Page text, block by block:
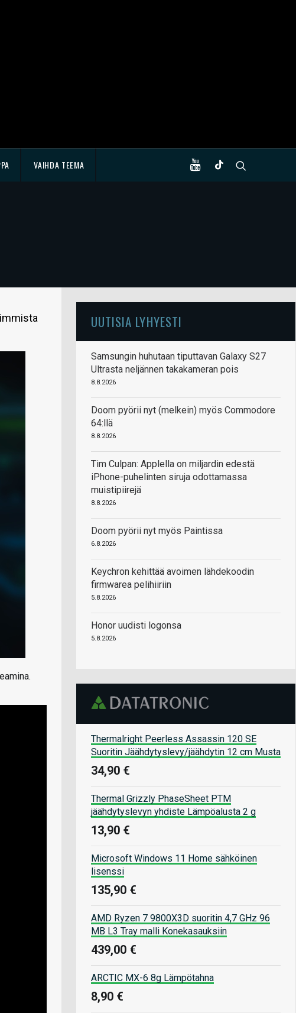
VAIHDA TEEMA
UUTISIA LYHYESTI
Samsungin huhutaan tiputtavan Galaxy S27
Ultrasta neljännen takakameran pois
8.8.2026
Doom pyörii nyt (melkein) myös Commodore
64:llä
8.8.2026
Tim Culpan: Applella on miljardin edestä
iPhone-puhelinten siruja odottamassa
muistipiirejä
8.8.2026
Doom pyörii nyt myös Paintissa
6.8.2026
Keychron kehittää avoimen lähdekoodin
firmwarea pelihiiriin
5.8.2026
Honor uudisti logonsa
5.8.2026
Thermalright Peerless Assassin 120 SE
Suoritin Jäähdytyslevy/jäähdytin 12 cm Musta
34,90 €
Thermal Grizzly PhaseSheet PTM
jäähdytyslevyn yhdiste Lämpöalusta 2 g
13,90 €
Microsoft Windows 11 Home sähköinen
lisenssi
135,90 €
AMD Ryzen 7 9800X3D suoritin 4,7 GHz 96
MB L3 Tray malli Konekasauksiin
439,00 €
ARCTIC MX-6 8g Lämpötahna
8,90 €